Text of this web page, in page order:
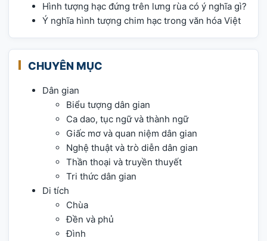
Hình tượng hạc đứng trên lưng rùa có ý nghĩa gì?
Ý nghĩa hình tượng chim hạc trong văn hóa Việt
CHUYÊN MỤC
Dân gian
Biểu tượng dân gian
Ca dao, tục ngữ và thành ngữ
Giấc mơ và quan niệm dân gian
Nghệ thuật và trò diễn dân gian
Thần thoại và truyền thuyết
Tri thức dân gian
Di tích
Chùa
Đền và phủ
Đình